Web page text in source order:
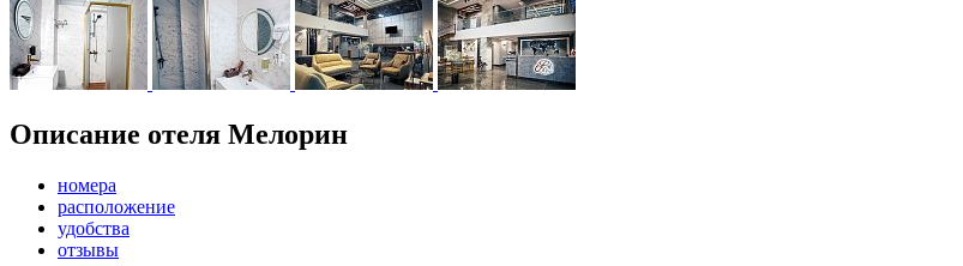
Описание отеля Мелорин
номера
расположение
удобства
отзывы